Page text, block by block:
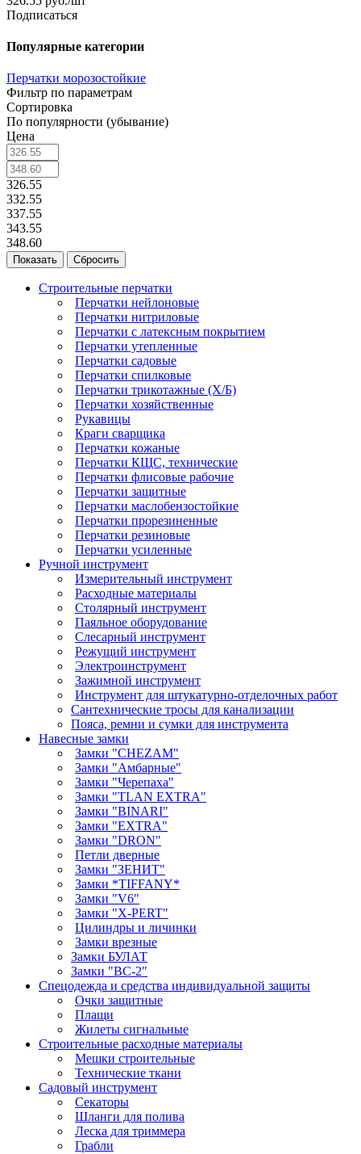
Подписаться
Популярные категории
Перчатки морозостойкие
Фильтр по параметрам
Сортировка
По популярности (убывание)
Цена
326.55
332.55
337.55
343.55
348.60
Сбросить
Строительные перчатки
Перчатки нейлоновые
Перчатки нитриловые
Перчатки с латексным покрытием
Перчатки утепленные
Перчатки садовые
Перчатки спилковые
Перчатки трикотажные (Х/Б)
Перчатки хозяйственные
Рукавицы
Краги сварщика
Перчатки кожаные
Перчатки КЩС, технические
Перчатки флисовые рабочие
Перчатки защитные
Перчатки маслобензостойкие
Перчатки прорезиненные
Перчатки резиновые
Перчатки усиленные
Ручной инструмент
Измерительный инструмент
Расходные материалы
Столярный инструмент
Паяльное оборудование
Слесарный инструмент
Режущий инструмент
Электроинструмент
Зажимной инструмент
Инструмент для штукатурно-отделочных работ
Сантехнические тросы для канализации
Пояса, ремни и сумки для инструмента
Навесные замки
Замки "CHEZAM"
Замки "Амбарные"
Замки "Черепаха"
Замки "TLAN EXTRA"
Замки "BINARI"
Замки "EXTRA"
Замки "DRON"
Петли дверные
Замки "ЗЕНИТ"
Замки *TIFFANY*
Замки "V6"
Замки "X-PERT"
Цилиндры и личинки
Замки врезные
Замки БУЛАТ
Замки "ВС-2"
Спецодежда и средства индивидуальной защиты
Очки защитные
Плащи
Жилеты сигнальные
Строительные расходные материалы
Мешки строительные
Технические ткани
Садовый инструмент
Секаторы
Шланги для полива
Леска для триммера
Грабли